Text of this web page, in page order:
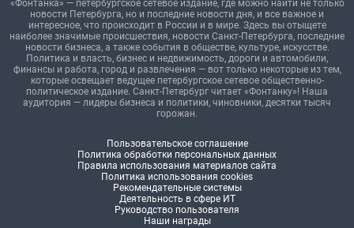
«Фонтанка» — петербургское сетевое издание, где можно найти не только
новости Петербурга, но и последние новости дня, и все важное и
интересное, что происходит в России и в мире. Здесь вы отыщете
наиболее значимые происшествия, новости Санкт-Петербурга, последние
новости бизнеса, а также события в обществе, культуре, искусстве.
Политика и власть, бизнес и недвижимость, дороги и автомобили,
финансы и работа, город и развлечения — вот только некоторые из тем,
которые освещает ведущее петербургское сетевое общественно-
политическое издание. Санкт-Петербург читает «Фонтанку»! Наша
аудитория — лидеры бизнеса и политики, чиновники, десятки тысяч
горожан.
Пользовательское соглашение
Политика обработки персональных данных
Правила использования материалов сайта
Политика использования cookies
Рекомендательные системы
Деятельность в сфере ИТ
Руководство пользователя
Наши награды